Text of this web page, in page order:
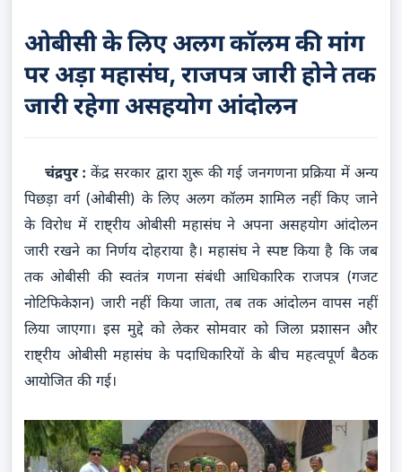
ओबीसी के लिए अलग कॉलम की मांग
पर अड़ा महासंघ, राजपत्र जारी होने तक
जारी रहेगा असहयोग आंदोलन
चंद्रपुर : केंद्र सरकार द्वारा शुरू की गई जनगणना प्रक्रिया में अन्य
पिछड़ा वर्ग (ओबीसी) के लिए अलग कॉलम शामिल नहीं किए जाने
के विरोध में राष्ट्रीय ओबीसी महासंघ ने अपना असहयोग आंदोलन
जारी रखने का निर्णय दोहराया है। महासंघ ने स्पष्ट किया है कि जब
तक ओबीसी की स्वतंत्र गणना संबंधी आधिकारिक राजपत्र (गजट
नोटिफिकेशन) जारी नहीं किया जाता, तब तक आंदोलन वापस नहीं
लिया जाएगा। इस मुद्दे को लेकर सोमवार को जिला प्रशासन और
राष्ट्रीय ओबीसी महासंघ के पदाधिकारियों के बीच महत्वपूर्ण बैठक
आयोजित की गई।